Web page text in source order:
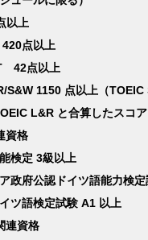
以上
420点以上
42点以上
S&W 1150 点以上（
L&R と合算したスコア
資格
検定 3級以上
政府公認ドイツ語能力検
ツ語検定試験 A1 以上
連資格